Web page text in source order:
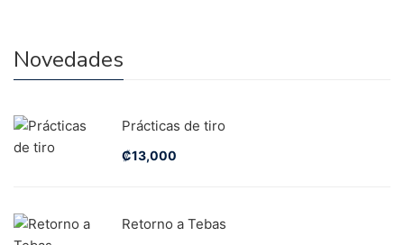
Novedades
Prácticas de tiro
₡13,000
Retorno a Tebas